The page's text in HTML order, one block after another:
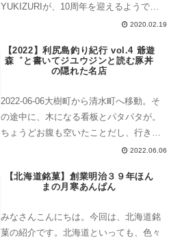
YUKIZURIが、10周年を迎えるようです
をかけたくまさんは、辻口氏ですよね。
お姫様は、だ...
2020.02.19
【2022】利尻島釣り紀行 vol.4 爺遊
森゛と書いてジユウジンと読む豚丼
の隠れた名店
2022-06-06大樹町から清水町へ移動。そ
の途中に、木になる看板とパタパタが。
ちょうどお腹も空いたことだし、行きた
いな。本当にあるのだろうか。とか若干
た。喫茶 爺遊森゛ジユウジン喫茶 爺遊
2022.06.06
【北海道銘菓】創業明治３９年ほん
まの月寒あんぱん
みなさんこんにちは。今回は、北海道銘
菓の紹介です。北海道といっても、色々